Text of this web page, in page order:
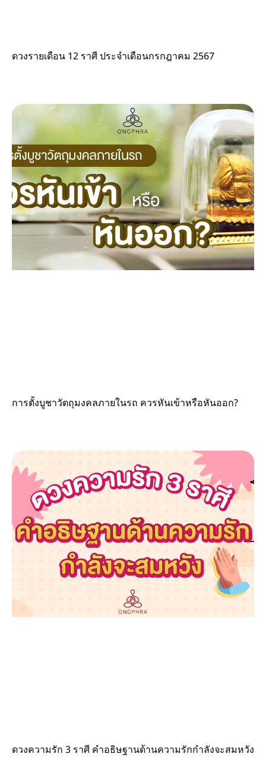
ดวงรายเดือน 12 ราศี ประจำเดือนกรกฎาคม 2567
การตั้งบูชาวัตถุมงคลภายในรถ ควรหันเข้าหรือหันออก?
ดวงความรัก 3 ราศี คำอธิษฐานด้านความรักกำลังจะสมหวัง